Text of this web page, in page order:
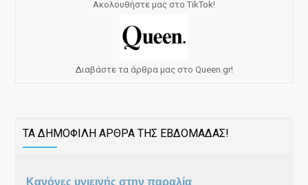
Ακολουθήστε μας στο TikTok!
Διαβάστε τα άρθρα μας στο Queen.gr!
ΤΑ ΔΗΜΟΦΙΛΗ ΑΡΘΡΑ ΤΗΣ ΕΒΔΟΜΑΔΑΣ!
Κανόνες υγιεινής στην παραλία